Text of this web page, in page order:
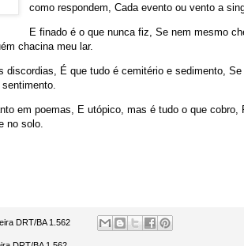
como respondem, Cada evento ou vento a
E finado é o que nunca fiz, Se nem mesmo
chacina meu lar.
discordias, É que tudo é cemitério e sedimento,
em poemas, E utópico, mas é tudo o que
no solo.
DRT/BA 1.562